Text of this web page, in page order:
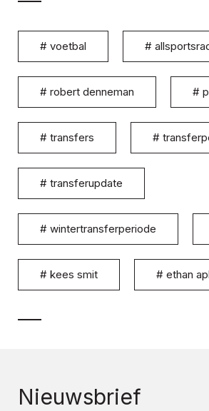
# voetbal #
# robert denneman #
# transfers #
# transferupdate
# wintertransferperiode
# kees smit # ethan
Nieuwsbrief